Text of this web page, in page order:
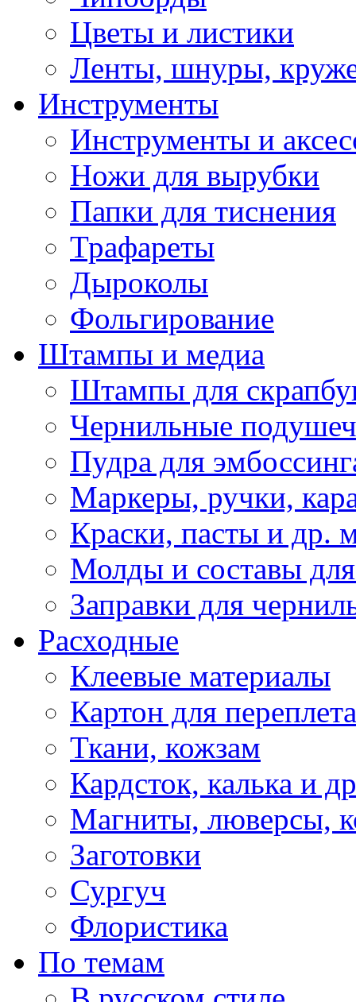
Цветы и листики
Ленты, шнуры,
Инструменты
Инструменты и
Ножи для вырубки
Папки для тиснения
Трафареты
Дыроколы
Фольгирование
Штампы и медиа
Штампы для
Чернильные
Пудра для
Маркеры, ручки,
Краски, пасты и др.
Молды и составы
Заправки для
Расходные
Клеевые материалы
Картон для переплета
Ткани, кожзам
Кардсток, калька и
Магниты, люверсы,
Заготовки
Сургуч
Флористика
По темам